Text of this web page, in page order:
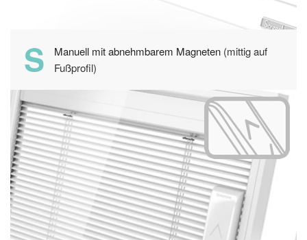
S Manuell mit abnehmbarem Magneten(mittig auf
Fußprofil)